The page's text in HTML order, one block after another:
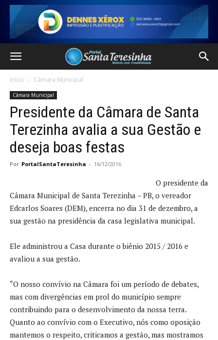
Início Câmara Municipal
Câmara Municipal
Presidente da Câmara de Santa
Terezinha avalia a sua Gestão e
deseja boas festas
Por PortalSantaTeresinha - 16/12/2016
O presidente da
Câmara Municipal de Santa Terezinha – PB, o vereador
Edcarlos Soares (DEM), encerra no dia 31 de dezembro, a
sua gestão na presidência da casa legislativa municipal.
Ele administrou a Casa durante o biênio 2015 / 2016 e
avaliou a sua gestão.
“O nosso convívio na Câmara foi um período de debates,
mas com divergências em prol do município sempre
contribuindo para o desenvolvimento da nossa terra.
Quanto ao convívio com o Executivo, nós como oposição
mantemos o respeito, criticamos a gestão, mas mostramos